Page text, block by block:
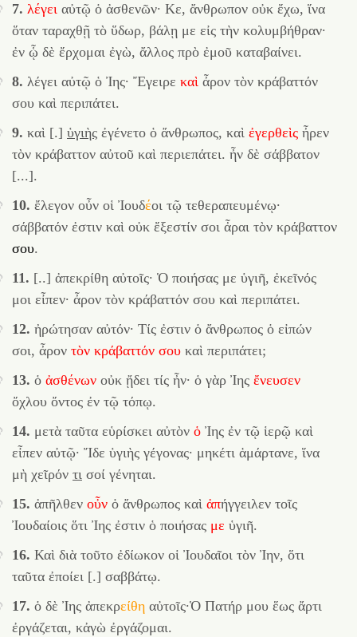
7. λέγει αὐτῷ ὁ ἀσθενῶν· Κε, ἄνθρωπον οὐκ ἔχω, ἵνα
ὅταν ταραχθῇ τὸ ὕδωρ, βάλῃ με εἰς τὴν κολυμβήθραν·
ἐν ᾧ δὲ ἔρχομαι ἐγὼ, ἄλλος πρὸ ἐμοῦ καταβαίνει.
8. λέγει αὐτῷ ὁ Ἰης· Ἔγειρε καὶ ἆρον τὸν κράβαττόν
σου καὶ περιπάτει.
9. καὶ [.] ὑγιὴς ἐγένετο ὁ ἄνθρωπος, καὶ ἐγερθεὶς ἦρεν
τὸν κράβαττον αὐτοῦ καὶ περιεπάτει. ἦν δὲ σάββατον
[...].
10. ἔλεγον οὖν οἱ Ἰουδέοι τῷ τεθεραπευμένῳ·
σάββατόν ἐστιν καὶ οὐκ ἔξεστίν σοι ἆραι τὸν κράβαττον
σου.
11. [..] ἀπεκρίθη αὐτοῖς· Ὁ ποιήσας με ὑγιῆ, ἐκεῖνός
μοι εἶπεν· ἆρον τὸν κράβαττόν σου καὶ περιπάτει.
12. ἠρώτησαν αὐτόν· Τίς ἐστιν ὁ ἄνθρωπος ὁ εἰπών
σοι, ἆρον τὸν κράβαττόν σου καὶ περιπάτει;
13. ὁ ἀσθένων οὐκ ᾔδει τίς ἦν· ὁ γὰρ Ἰης ἔνευσεν
ὄχλου ὄντος ἐν τῷ τόπῳ.
14. μετὰ ταῦτα εὑρίσκει αὐτὸν ὁ Ἰης ἐν τῷ ἱερῷ καὶ
εἶπεν αὐτῷ· Ἴδε ὑγιὴς γέγονας· μηκέτι ἁμάρτανε, ἵνα
μὴ χεῖρόν τι σοί γένηται.
15. ἀπῆλθεν οὖν ὁ ἄνθρωπος καὶ ἀπήγγειλεν τοῖς
Ἰουδαίοις ὅτι Ἰης ἐστιν ὁ ποιήσας με ὑγιῆ.
16. Καὶ διὰ τοῦτο ἐδίωκον οἱ Ἰουδαῖοι τὸν Ἰην, ὅτι
ταῦτα ἐποίει [.] σαββάτῳ.
17. ὁ δὲ Ἰης ἀπεκρείθη αὐτοῖς·Ὁ Πατήρ μου ἕως ἄρτι
ἐργάζεται, κἀγὼ ἐργάζομαι.